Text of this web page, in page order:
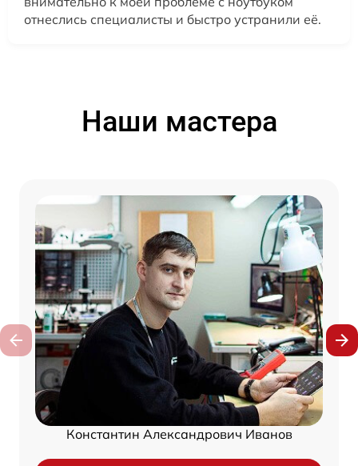
отнеслись специалисты и быстро устранили её.
Наши мастера
Константин Александрович Иванов